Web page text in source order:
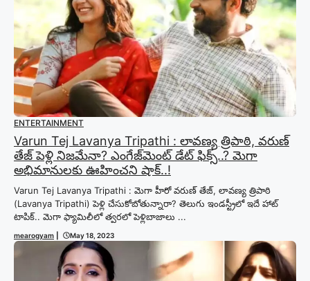
ENTERTAINMENT
Varun Tej Lavanya Tripathi : లావణ్య త్రిపాఠి, వరుణ్‌
తేజ్ పెళ్లి నిజమేనా? ఎంగేజ్‌మెంట్ డేట్ ఫిక్స్..? మెగా
అభిమానులకు ఊహించని షాక్..!
Varun Tej Lavanya Tripathi : మెగా హీరో వరుణ్ తేజ్, లావణ్య త్రిపాఠి
(Lavanya Tripathi) పెళ్లి చేసుకోబోతున్నారా? తెలుగు ఇండస్ట్రీలో ఇదే హాట్
టాపిక్.. మెగా ఫ్యామిలీలో త్వరలో పెళ్లిబాజాలు ...
mearogyam May 18, 2023